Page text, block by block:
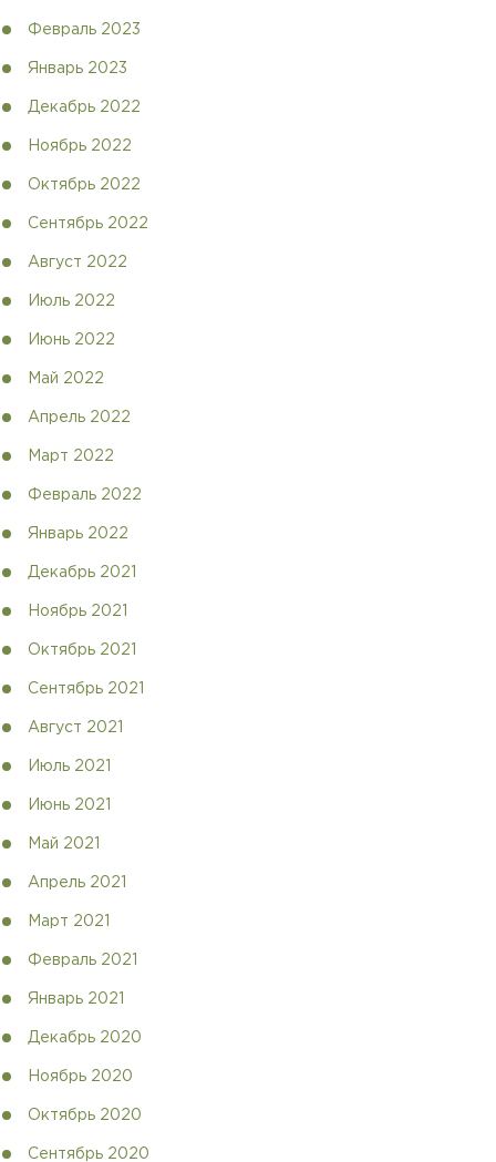
Февраль 2023
Январь 2023
Декабрь 2022
Ноябрь 2022
Октябрь 2022
Сентябрь 2022
Август 2022
Июль 2022
Июнь 2022
Май 2022
Апрель 2022
Март 2022
Февраль 2022
Январь 2022
Декабрь 2021
Ноябрь 2021
Октябрь 2021
Сентябрь 2021
Август 2021
Июль 2021
Июнь 2021
Май 2021
Апрель 2021
Март 2021
Февраль 2021
Январь 2021
Декабрь 2020
Ноябрь 2020
Октябрь 2020
Сентябрь 2020